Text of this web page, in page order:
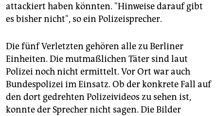
attackiert haben könnten. "Hinweise darauf gibt
es bisher nicht", so ein Polizeisprecher.
Die fünf Verletzten gehören alle zu Berliner
Einheiten. Die mutmaßlichen Täter sind laut
Polizei noch nicht ermittelt. Vor Ort war auch
Bundespolizei im Einsatz. Ob der konkrete Fall auf
den dort gedrehten Polizeivideos zu sehen ist,
konnte der Sprecher nicht sagen. Die Bilder